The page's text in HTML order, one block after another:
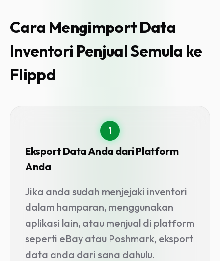
Cara Mengimport Data
Inventori Penjual Semula ke
Flippd
1
Eksport Data Anda dari Platform
Anda
Jika anda sudah menjejaki inventori
dalam hamparan, menggunakan
aplikasi lain, atau menjual di platform
seperti eBay atau Poshmark, eksport
data anda dari sana dahulu.